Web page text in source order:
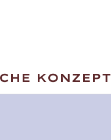
KONZEPT